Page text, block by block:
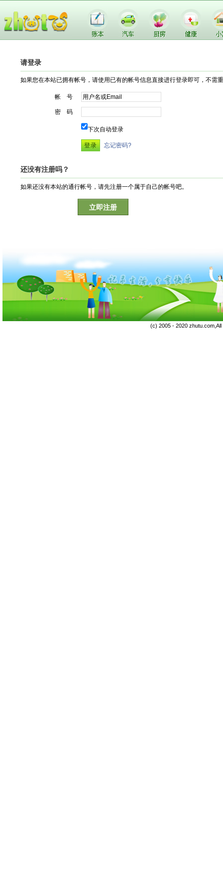
请登录
如果您在本站已拥有帐号，请使用已有的帐号信息直接进行登录即可，不需
帐 号
密 码
下次自动登录
忘记密码?
还没有注册吗？
如果还没有本站的通行帐号，请先注册一个属于自己的帐号吧。
立即注册
(c) 2005 - 2020